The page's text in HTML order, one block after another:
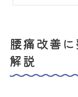
信頼で
腰痛改善
解説